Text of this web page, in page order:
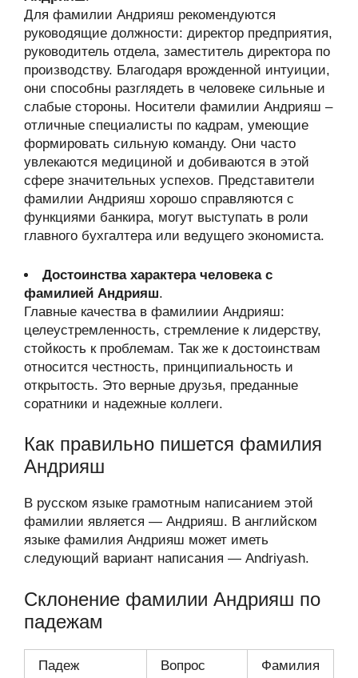
Для фамилии Андрияш рекомендуются
руководящие должности: директор предприятия,
руководитель отдела, заместитель директора по
производству. Благодаря врожденной интуиции,
они способны разглядеть в человеке сильные и
слабые стороны. Носители фамилии Андрияш –
отличные специалисты по кадрам, умеющие
формировать сильную команду. Они часто
увлекаются медициной и добиваются в этой
сфере значительных успехов. Представители
фамилии Андрияш хорошо справляются с
функциями банкира, могут выступать в роли
главного бухгалтера или ведущего экономиста.
Достоинства характера человека с
фамилией Андрияш.
Главные качества в фамилиии Андрияш:
целеустремленность, стремление к лидерству,
стойкость к проблемам. Так же к достоинствам
относится честность, принципиальность и
открытость. Это верные друзья, преданные
соратники и надежные коллеги.
Как правильно пишется фамилия
Андрияш
В русском языке грамотным написанием этой
фамилии является — Андрияш. В английском
языке фамилия Андрияш может иметь
следующий вариант написания — Andriyash.
Склонение фамилии Андрияш по
падежам
Падеж Вопрос Фамилия